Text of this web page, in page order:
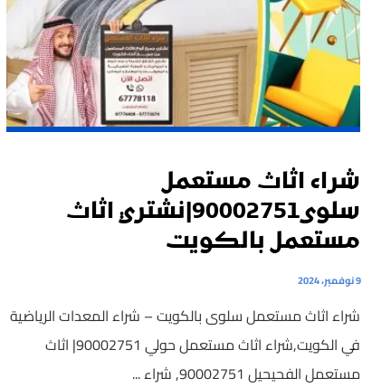
شراء اثاث مستعمل
سلوى90002751|نشتري اثاث
مستعمل بالكويت
9 نوفمبر، 2024
شراء اثاث مستعمل سلوى بالكويت – شراء المعدات الرياضية
في الكويت,شراء اثاث مستعمل حولي 90002751| اثاث
مستعمل الفحيحيل 90002751, شراء ...